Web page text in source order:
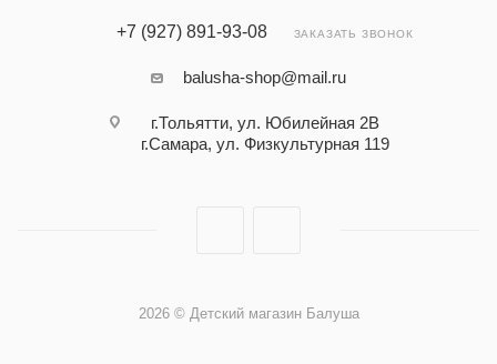
+7 (927) 891-93-08 ЗАКАЗАТЬ ЗВОНОК
balusha-shop@mail.ru
г.Тольятти, ул. Юбилейная 2В
г.Самара, ул. Физкультурная 119
2026 © Детский магазин Балуша